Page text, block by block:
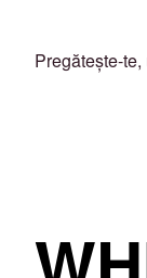
Pregătește-